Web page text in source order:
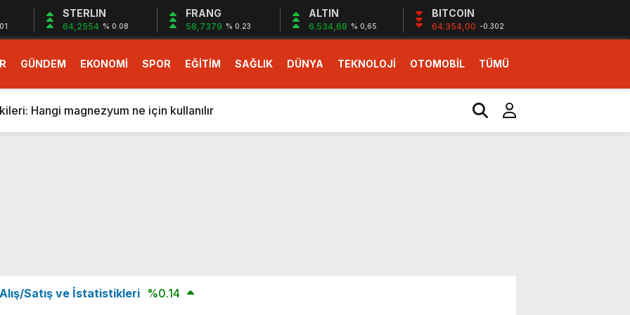
STERLIN
64,2554 % 0.08
FRANG
58,7379 % 0.23
ALTIN
6.534,68 % 0,65
BITCOIN
64.354,00 -0.302
GÜNDEM EKONOMİ SPOR EĞİTİM SAĞLIK DÜNYA TEKNOLOJİ OTOMOBİL TÜMÜ
dev teklif
gelecek yeni özellikler belli oldu
Hangi magnezyum ne için kullanılır
başlıyor
dev teklif
Satış ve İstatistikleri %0.14